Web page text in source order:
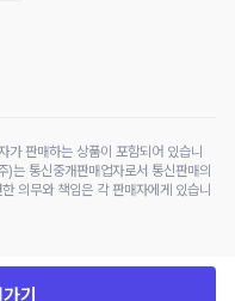
기
가 판매하는 상품이 포함되어 있습니
는 통신중개판매업자로서 통신판매의
의무와 책임은 각 판매자에게 있습니